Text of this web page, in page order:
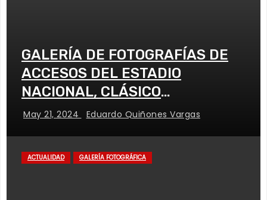
GALERÍA DE FOTOGRAFÍAS DE
ACCESOS DEL ESTADIO
NACIONAL, CLÁSICO
UNIVERSITARIO
May 21, 2024 Eduardo Quiñones Vargas
ACTUALIDAD GALERÍA FOTOGRÁFICA